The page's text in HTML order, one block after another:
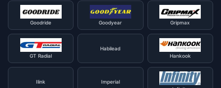
Goodride Goodyear Gripmax
GT Radial
Habilead
Hankook
Ilink
Imperial